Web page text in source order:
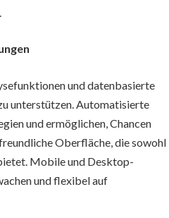
und datenbasierte
unterstützen. Automatisierte
und ermöglichen, Chancen
Oberfläche, die sowohl
Mobile und Desktop-
und flexibel auf